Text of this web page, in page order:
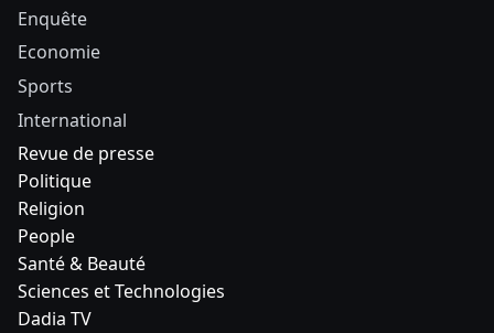
Enquête
Economie
Sports
International
Revue de presse
Politique
Religion
People
Santé & Beauté
Sciences et Technologies
Dadia TV